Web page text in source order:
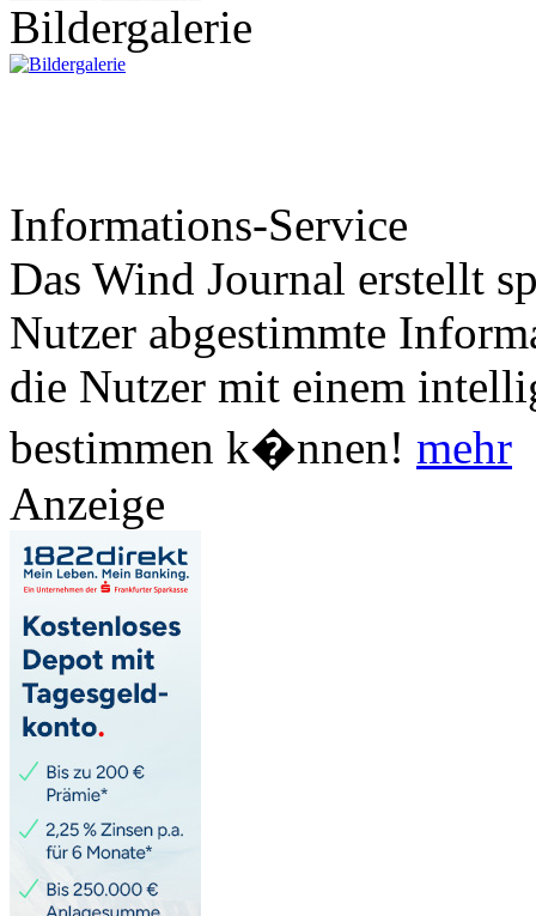
Bildergalerie
Informations-Service
Das Wind Journal erstellt
Nutzer abgestimmte
die Nutzer mit einem
bestimmen k�nnen! mehr
Anzeige